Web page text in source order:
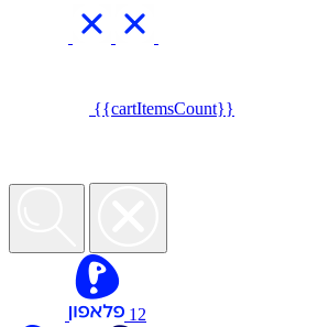
{{cartItemsCount}}
12